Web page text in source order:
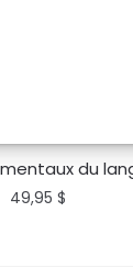
du
49,95 $